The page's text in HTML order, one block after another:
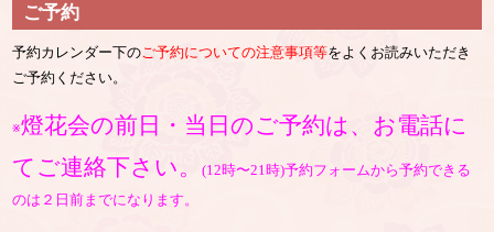
ご予約
予約カレンダー下のご予約についての注意事項等をよくお読みいただき
ご予約ください。
※燈花会の前日・当日のご予約は、お電話に
てご連絡下さい。(12時〜21時)予約フォームから予約できる
のは２日前までになります。